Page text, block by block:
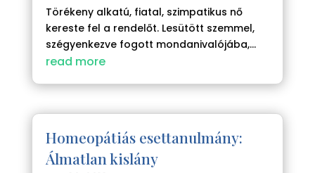
Törékeny alkatú, fiatal, szimpatikus nő
kereste fel a rendelőt. Lesütött szemmel,
szégyenkezve fogott mondanivalójába,...
read more
Homeopátiás esettanulmány:
Álmatlan kislány